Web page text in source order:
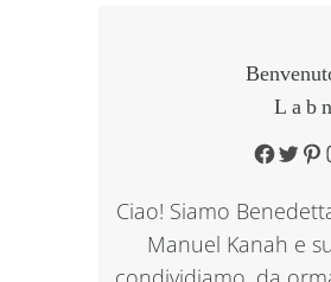
Ciao! Siamo
Manuel Kanah e